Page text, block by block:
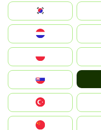
South Korea
United States
中國香港特別行政區